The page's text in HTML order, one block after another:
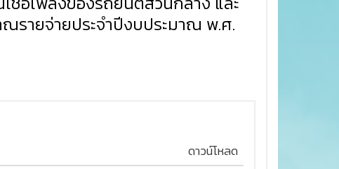
รายจ่ายประจำปีงบประมาณ พ.ศ.
ดาวน์โหลด